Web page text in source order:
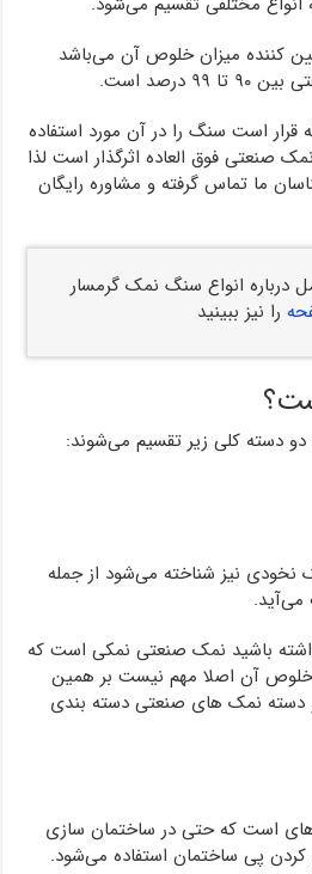
کننده میزان خلوص آن می‌باشد
درصد است.
است سنگ را در آن مورد استفاده
صنعتی فوق العاده اثرگذار است لذا
ما تماس گرفته و مشاوره رایگان
درباره انواع سنگ نمک گرمسار
را نیز ببینید
دو دسته کلی زیر تقسیم می‌شوند:
نیز شناخته می‌شود از جمله
باشید نمک صنعتی نمکی است که
خلوص آن اصلا مهم نیست بر همین
دسته نمک های صنعتی دسته بندی
است که حتی در ساختمان سازی
کردن پی ساختمان استفاده می‌شود.